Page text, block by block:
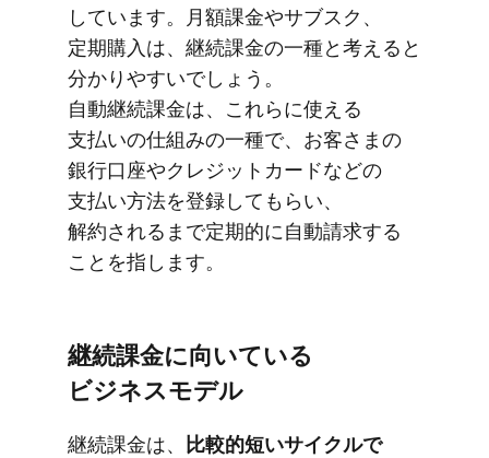
しています。​月額課金や​サブスク、​
定期購入は、​継続課金の​一種と​考えると​
分かりやすいでしょう。​
自動継続課金は、​これらに​使える​
支払いの​仕組みの​一種で、​お客さまの​
銀行口座や​クレジットカードなどの​
支払い方​法を​登録して​もらい、​
解約されるまで​定期的に​自動請求する​
ことを​指します。
継続課金に​向いている​
ビジネスモデル
継続課金は、
​比較的短い​サイクルで​